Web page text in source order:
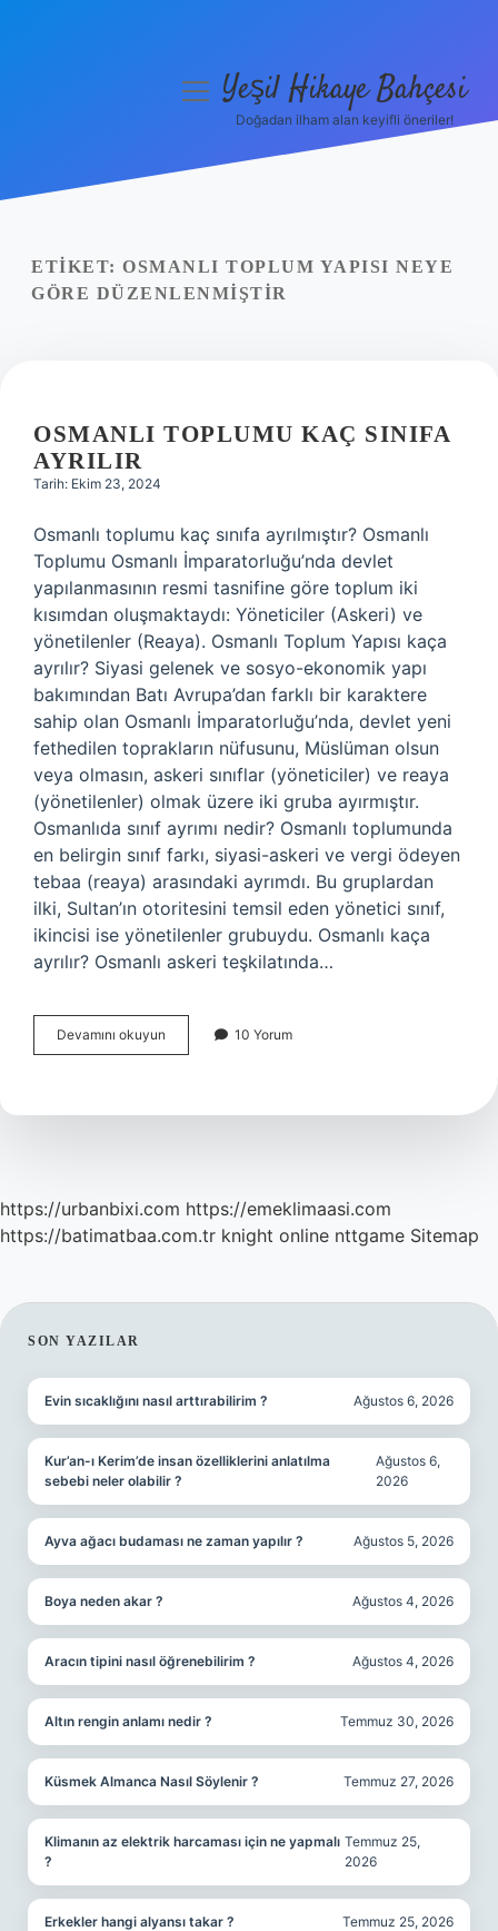
Yasal Uyarı
menüyüYeşil Hikaye Bahçesi
Doğadan ilham alan keyifli öneriler!
ETIKET: OSMANLI TOPLUM YAPISI NEYE
GÖRE DÜZENLENMIŞTIR
OSMANLI TOPLUMU KAÇ SINIFA
AYRILIR
Tarih: Ekim 23, 2024
Osmanlı toplumu kaç sınıfa ayrılmıştır? Osmanlı
Toplumu Osmanlı İmparatorluğu’nda devlet
yapılanmasının resmi tasnifine göre toplum iki
kısımdan oluşmaktaydı: Yöneticiler (Askeri) ve
yönetilenler (Reaya). Osmanlı Toplum Yapısı kaça
ayrılır? Siyasi gelenek ve sosyo-ekonomik yapı
bakımından Batı Avrupa’dan farklı bir karaktere
sahip olan Osmanlı İmparatorluğu’nda, devlet yeni
fethedilen toprakların nüfusunu, Müslüman olsun
veya olmasın, askeri sınıflar (yöneticiler) ve reaya
(yönetilenler) olmak üzere iki gruba ayırmıştır.
Osmanlıda sınıf ayrımı nedir? Osmanlı toplumunda
en belirgin sınıf farkı, siyasi-askeri ve vergi ödeyen
tebaa (reaya) arasındaki ayrımdı. Bu gruplardan
ilki, Sultan’ın otoritesini temsil eden yönetici sınıf,
ikincisi ise yönetilenler grubuydu. Osmanlı kaça
ayrılır? Osmanlı askeri teşkilatında…
Devamını okuyun
Toplumu
Ayrılır
10 Yorum
https://urbanbixi.com https://emeklimaasi.com
https://batimatbaa.com.tr knight online nttgame Sitemap
SIDEBAR
SON YAZILAR
Evin sıcaklığını nasıl arttırabilirim ? Ağustos 6, 2026
Kur’an-ı Kerim’de insan özelliklerini anlatılma
sebebi neler olabilir ?
Ağustos 6,
2026
Ayva ağacı budaması ne zaman yapılır ? Ağustos 5, 2026
Boya neden akar ? Ağustos 4, 2026
Aracın tipini nasıl öğrenebilirim ? Ağustos 4, 2026
Altın rengin anlamı nedir ? Temmuz 30, 2026
Küsmek Almanca Nasıl Söylenir ? Temmuz 27, 2026
Klimanın az elektrik harcaması için ne yapmalı
?
Temmuz 25,
2026
Erkekler hangi alyansı takar ? Temmuz 25, 2026